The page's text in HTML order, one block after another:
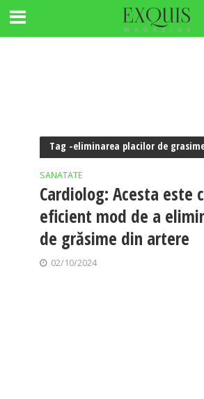
Tag -eliminarea placilor de
SANATATE
Cardiolog: Acesta este
eficient mod de a
de grăsime din artere
02/10/2024